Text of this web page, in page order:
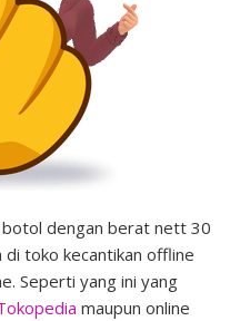
botol dengan berat nett 30
di toko kecantikan offline
Seperti yang ini yang
maupun online